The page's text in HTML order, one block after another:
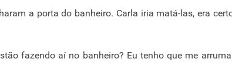
a porta do banheiro. Carla iria matá-las, era
fazendo aí no banheiro? Eu tenho que me